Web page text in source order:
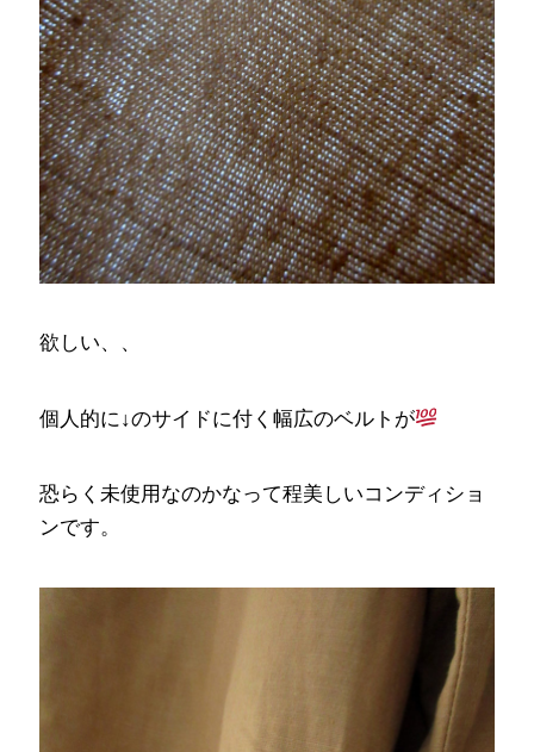
欲しい、、
個人的に↓のサイドに付く幅広のベルトが
恐らく未使用なのかなって程美しいコンディショ
ンです。